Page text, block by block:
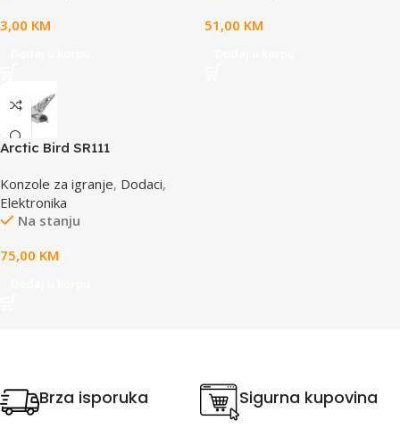
3,00 KM
51,00 KM
Arctic Bird SR111
Konzole za igranje, Dodaci,
Elektronika
Na stanju
75,00 KM
Brza isporuka Sigurna kupovina